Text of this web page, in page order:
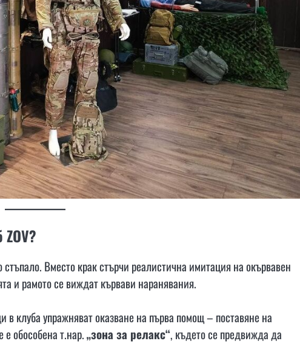
Вместо крак стърчи реалистична имитация на окървавен
и рамото се виждат кървави наранявания.
клуба упражняват оказване на първа помощ – поставяне на
обособена т.нар.„зона за релакс“, където се предвижда да